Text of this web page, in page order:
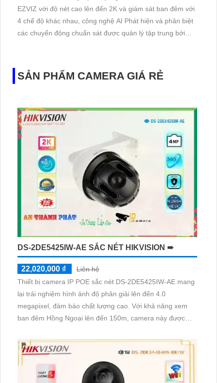
EZVIZ với độ nét cao lên đến 2K và giám sát ban đêm với
4 chế độ khác nhau, công nghệ AI Phát hiện và phân biệt
các chuyển động chuẩn sát được quản lý tập trung bởi
SẢN PHẨM CAMERA GIÁ RẺ
DS-2DE5425IW-AE SẮC NÉT HIKVISION ➠
22,020,000 ₫
Liên hệ
Thiết bị camera IP POE sắc nét DS-2DE5425IW-AE mang
lại trải nghiệm hình ảnh độ phân giải lên đến 4.0
megapixel, đảm bảo chất lượng cao. Với khả năng xem
ban đêm Hồng Ngoại lên đến 150m, camera này được
lượng. Thiết bị Starlight cho phép lắp đặt camera tại các
gia đình, căn hộ mà không cần lo lắng về ánh sáng yếu